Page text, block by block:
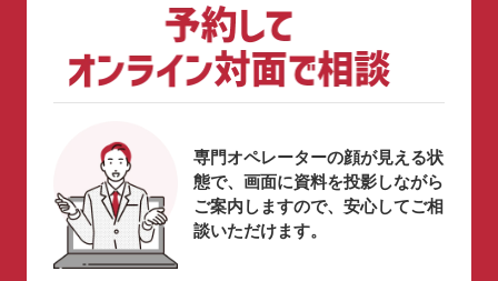
専門オペレーターの顔が見える状
態で、画面に資料を投影しながら
ご案内しますので、安心してご相
談いただけます。